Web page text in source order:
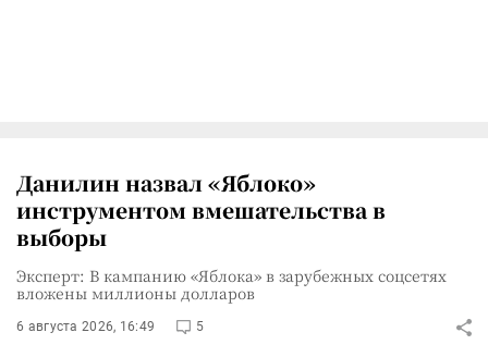
Данилин назвал «Яблоко»
инструментом вмешательства в
выборы
Эксперт: В кампанию «Яблока» в зарубежных соцсетях
вложены миллионы долларов
6 августа 2026, 16:49 5